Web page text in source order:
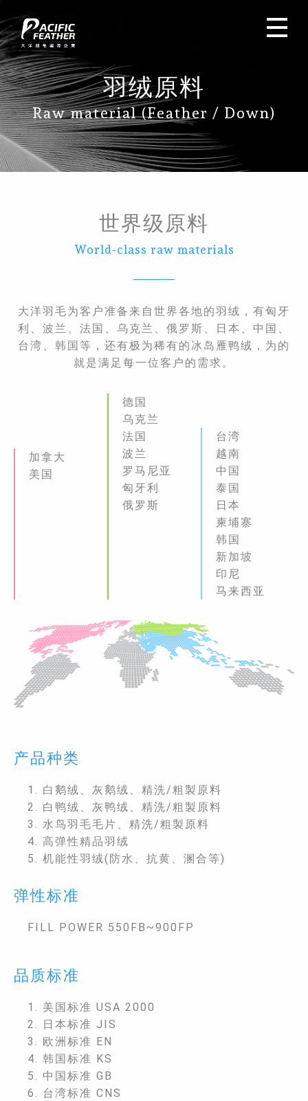
羽绒原料
Raw material (Feather / Down)
世界级原料
World-class raw materials
大洋羽毛为客户准备来自世界各地的羽绒，有匈牙
利、波兰、法国、乌克兰、俄罗斯、日本、中国、
台湾、韩国等，还有极为稀有的冰岛雁鸭绒，为的
就是满足每一位客户的需求。
加拿大
美国
德国
乌克兰
法国
波兰
罗马尼亚
匈牙利
俄罗斯
台湾
越南
中国
泰国
日本
柬埔寨
韩国
新加坡
印尼
马来西亚
产品种类
1. 白鹅绒、灰鹅绒、精洗/粗製原料
2. 白鸭绒、灰鸭绒、精洗/粗製原料
3. 水鸟羽毛毛片、精洗/粗製原料
4. 高弹性精品羽绒
5. 机能性羽绒(防水、抗黄、溷合等)
弹性标准
FILL POWER 550FB~900FP
品质标准
1. 美国标准 USA 2000
2. 日本标准 JIS
3. 欧洲标准 EN
4. 韩国标准 KS
5. 中国标准 GB
6. 台湾标准 CNS